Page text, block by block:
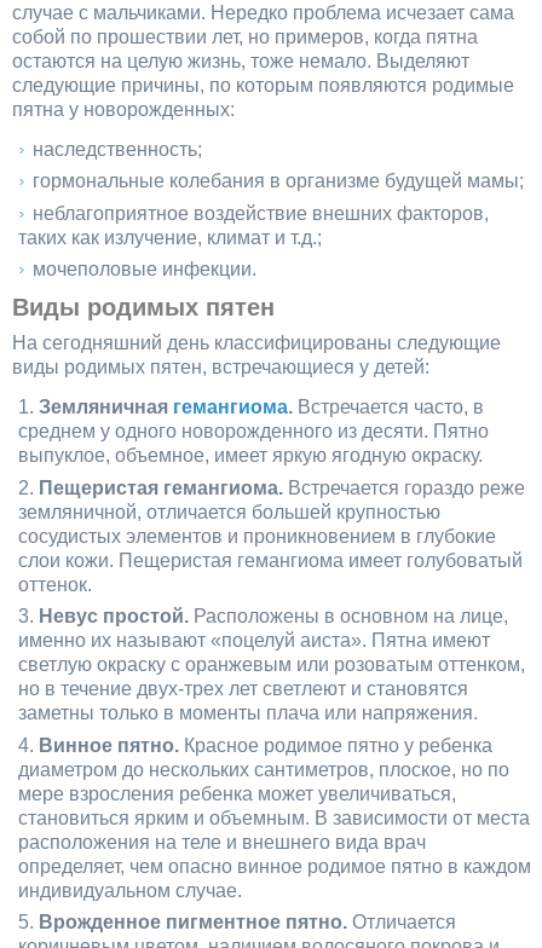
случае с мальчиками. Нередко проблема исчезает сама
собой по прошествии лет, но примеров, когда пятна
остаются на целую жизнь, тоже немало. Выделяют
следующие причины, по которым появляются родимые
пятна у новорожденных:
наследственность;
гормональные колебания в организме будущей мамы;
неблагоприятное воздействие внешних факторов,
таких как излучение, климат и т.д.;
мочеполовые инфекции.
Виды родимых пятен
На сегодняшний день классифицированы следующие
виды родимых пятен, встречающиеся у детей:
Земляничная гемангиома.Встречается часто, в
среднем у одного новорожденного из десяти. Пятно
выпуклое, объемное, имеет яркую ягодную окраску.
Пещеристая гемангиома.Встречается гораздо реже
земляничной, отличается большей крупностью
сосудистых элементов и проникновением в глубокие
слои кожи. Пещеристая гемангиома имеет голубоватый
оттенок.
Невус простой.Расположены в основном на лице,
именно их называют «поцелуй аиста». Пятна имеют
светлую окраску с оранжевым или розоватым оттенком,
но в течение двух-трех лет светлеют и становятся
заметны только в моменты плача или напряжения.
Винное пятно.Красное родимое пятно у ребенка
диаметром до нескольких сантиметров, плоское, но по
мере взросления ребенка может увеличиваться,
становиться ярким и объемным. В зависимости от места
расположения на теле и внешнего вида врач
определяет, чем опасно винное родимое пятно в каждом
индивидуальном случае.
Врожденное пигментное пятно. Отличается